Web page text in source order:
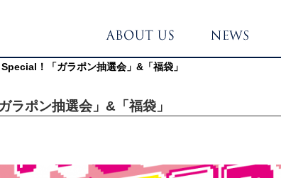
！「ガラポン抽選会」&「福袋」
ポン抽選会」&「福袋」